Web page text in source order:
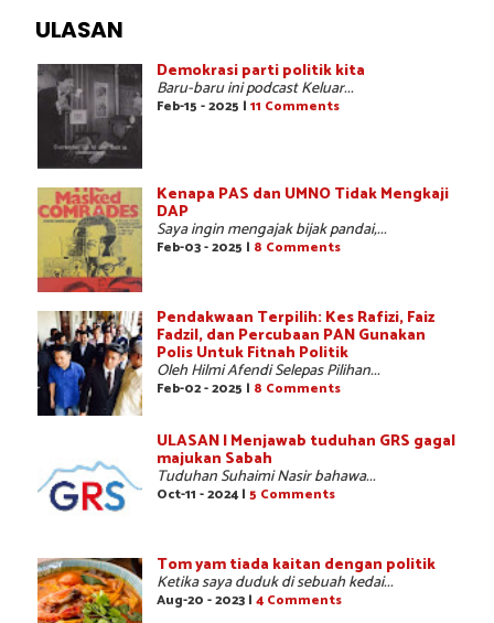
ULASAN
Demokrasi parti politik kita
Baru-baru ini podcast Keluar...
Feb-15 - 2025 | 11 Comments
Kenapa PAS dan UMNO Tidak Mengkaji
DAP
Saya ingin mengajak bijak pandai,...
Feb-03 - 2025 | 8 Comments
Pendakwaan Terpilih: Kes Rafizi, Faiz
Fadzil, dan Percubaan PAN Gunakan
Polis Untuk Fitnah Politik
Oleh Hilmi Afendi Selepas Pilihan...
Feb-02 - 2025 | 8 Comments
ULASAN | Menjawab tuduhan GRS gagal
majukan Sabah
Tuduhan Suhaimi Nasir bahawa...
Oct-11 - 2024 | 5 Comments
Tom yam tiada kaitan dengan politik
Ketika saya duduk di sebuah kedai...
Aug-20 - 2023 | 4 Comments